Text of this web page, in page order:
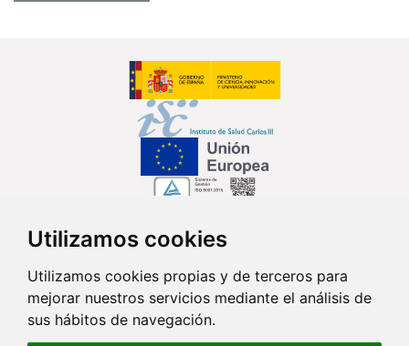
Utilizamos cookies
Utilizamos cookies propias y de terceros para
mejorar nuestros servicios mediante el análisis de
sus hábitos de navegación.
Síguenos en...
Contacto